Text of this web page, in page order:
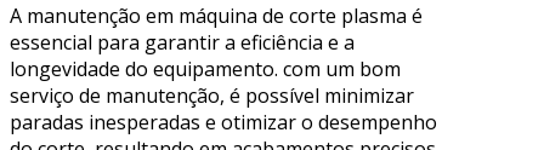
A manutenção em máquina de corte plasma é
essencial para garantir a eficiência e a
longevidade do equipamento. com um bom
serviço de manutenção, é possível minimizar
paradas inesperadas e otimizar o desempenho